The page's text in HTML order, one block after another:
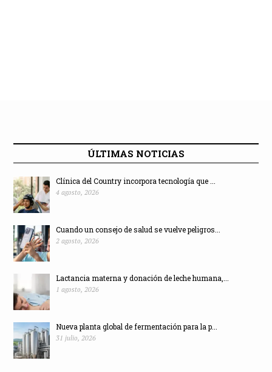
ÚLTIMAS NOTICIAS
Clínica del Country incorpora tecnología que ...
4 agosto, 2026
Cuando un consejo de salud se vuelve peligros...
2 agosto, 2026
Lactancia materna y donación de leche humana,...
1 agosto, 2026
Nueva planta global de fermentación para la p...
31 julio, 2026